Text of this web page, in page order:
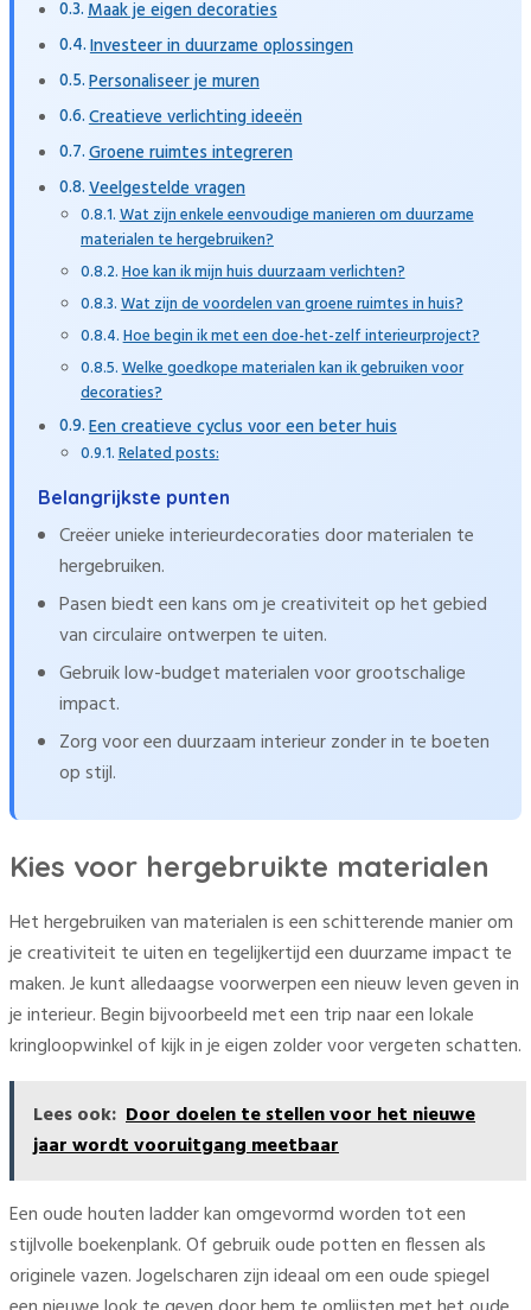
Maak je eigen decoraties
Investeer in duurzame oplossingen
Personaliseer je muren
Creatieve verlichting ideeën
Groene ruimtes integreren
Veelgestelde vragen
Wat zijn enkele eenvoudige manieren om duurzame
materialen te hergebruiken?
Hoe kan ik mijn huis duurzaam verlichten?
Wat zijn de voordelen van groene ruimtes in huis?
Hoe begin ik met een doe-het-zelf interieurproject?
Welke goedkope materialen kan ik gebruiken voor
decoraties?
Een creatieve cyclus voor een beter huis
Related posts:
Belangrijkste punten
Creëer unieke interieurdecoraties door materialen te
hergebruiken.
Pasen biedt een kans om je creativiteit op het gebied
van circulaire ontwerpen te uiten.
Gebruik low-budget materialen voor grootschalige
impact.
Zorg voor een duurzaam interieur zonder in te boeten
op stijl.
Kies voor hergebruikte materialen
Het hergebruiken van materialen is een schitterende manier om
je creativiteit te uiten en tegelijkertijd een duurzame impact te
maken. Je kunt alledaagse voorwerpen een nieuw leven geven in
je interieur. Begin bijvoorbeeld met een trip naar een lokale
kringloopwinkel of kijk in je eigen zolder voor vergeten schatten.
Lees ook: Door doelen te stellen voor het nieuwe
jaar wordt vooruitgang meetbaar
Een oude houten ladder kan omgevormd worden tot een
stijlvolle boekenplank. Of gebruik oude potten en flessen als
originele vazen. Jogelscharen zijn ideaal om een oude spiegel